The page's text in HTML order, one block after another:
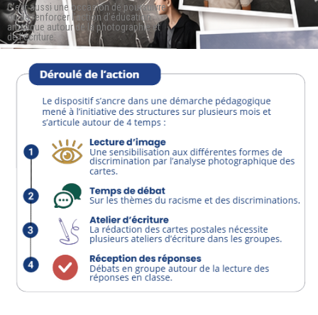
C’est aussi une occasion de poursuivre
ou de renforcer l’action d’éducation
artistique autour de la photographie et
de l’écriture.